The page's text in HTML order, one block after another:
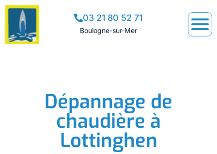
03 21 80 52 71
Boulogne-sur-Mer
Dépannage de
chaudière à
Lottinghen